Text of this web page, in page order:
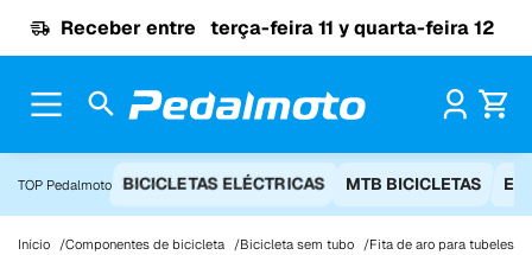
Receber entre terça-feira 11 y quarta-feira 12
TOP Pedalmoto BICICLETAS ELÉCTRICAS MTB BICICLETAS
Início Componentes de bicicleta Bicicleta sem tubo Fita de aro para tubeless